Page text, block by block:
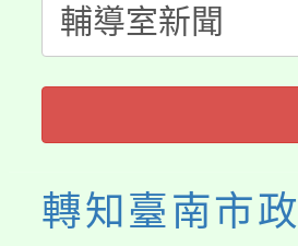
程
轉知臺南市